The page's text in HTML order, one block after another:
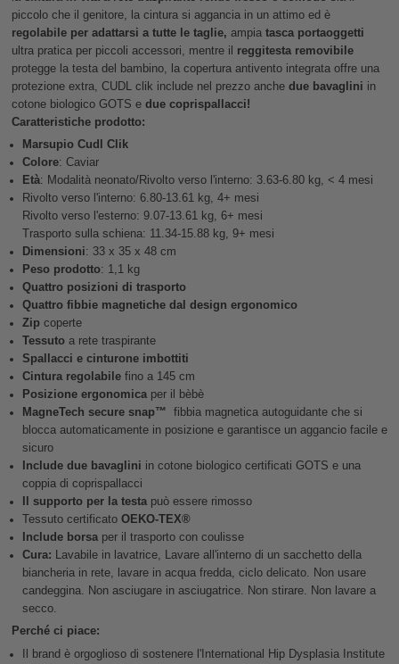
piccolo che il genitore, la cintura si aggancia in un attimo ed è
regolabile per adattarsi a tutte le taglie, ampia tasca portaoggetti
ultra pratica per piccoli accessori, mentre il
reggitesta removibile
protegge la testa del bambino, la copertura antivento integrata offre una
protezione extra, CUDL clik include nel prezzo anche due bavaglini in
cotone biologico GOTS e due coprispallacci!
Caratteristiche prodotto:
Marsupio Cudl Clik
Colore: Caviar
Età: Modalità neonato/Rivolto verso l'interno: 3.63-6.80 kg, < 4 mesi
Rivolto verso l'interno: 6.80-13.61 kg, 4+ mesi
Rivolto verso l'esterno: 9.07-13.61 kg, 6+ mesi
Trasporto sulla schiena: 11.34-15.88 kg, 9+ mesi
Dimensioni: 33 x 35 x 48 cm
Peso prodotto: 1,1 kg
Quattro posizioni di trasporto
Quattro fibbie magnetiche dal design ergonomico
Zipcoperte
Tessutoa rete traspirante
Spallacci e cinturone imbottiti
Cintura regolabile fino a 145 cm
Posizione ergonomica per il bèbè
MagneTech secure snap™
fibbia magnetica autoguidante che si
blocca automaticamente in posizione e garantisce un aggancio facile e
sicuro
Include due bavaglini in cotone biologico certificati GOTS e una
coppia di coprispallacci
Il supporto per la testapuò essere rimosso
Tessuto certificato OEKO-TEX®️
Include borsaper il trasporto con coulisse
Cura: Lavabile in lavatrice, Lavare all'interno di un sacchetto della
biancheria in rete, lavare in acqua fredda, ciclo delicato. Non usare
candeggina. Non asciugare in asciugatrice. Non stirare. Non lavare a
secco.
Perché ci piace:
Il brand è orgoglioso di sostenere l'International Hip Dysplasia Institute